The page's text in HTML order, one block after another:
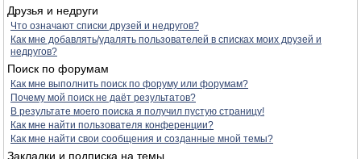
Друзья и недруги
Что означают списки друзей и недругов?
Как мне добавлять/удалять пользователей в списках моих друзей и
недругов?
Поиск по форумам
Как мне выполнить поиск по форуму или форумам?
Почему мой поиск не даёт результатов?
В результате моего поиска я получил пустую страницу!
Как мне найти пользователя конференции?
Как мне найти свои сообщения и созданные мной темы?
Закладки и подписка на темы